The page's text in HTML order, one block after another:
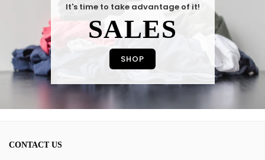
It's time to take advantage of it!
SALES
SHOP
CONTACT US